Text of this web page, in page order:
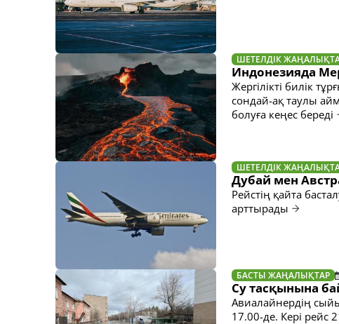
ШЕТЕЛДІК
Индонезияда
Жергілікті билік
сондай-ақ таулы
болуға кеңес береді
ШЕТЕЛДІК
Дубай мен
Рейстің қайта
арттырады
БАСТЫ ЖАҢАЛЫҚТАР
Су тасқынына
Авиалайнердің
17.00-де. Кері рейс